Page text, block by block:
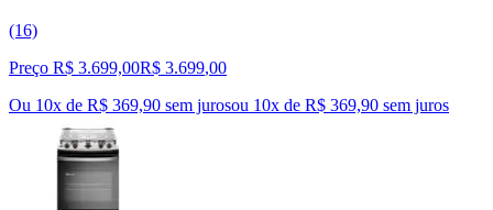
(16)
Preço R$ 3.699,00R$ 3.699,00
Ou 10x de R$ 369,90 sem jurosou 10x de R$ 369,90 sem juros